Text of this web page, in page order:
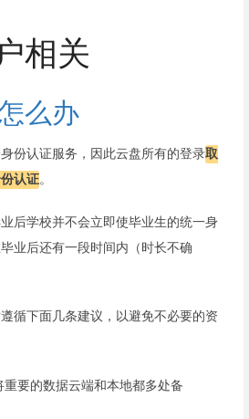
相关
么办
份认证服务，因此云盘所有的登录取
认证。
后学校并不会立即使毕业生的统一身
业后还有一段时间内（时长不确
循下面几条建议，以避免不必要的资
重要的数据云端和本地都多处备